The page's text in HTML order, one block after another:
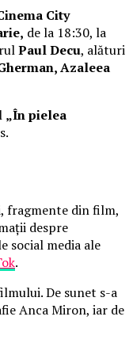
City
de la 18:30, la
Paul Decu, alături
Azaleea
„În pielea
fragmente din film,
despre
social media ale
.
De sunet s-a
Anca Miron, iar de